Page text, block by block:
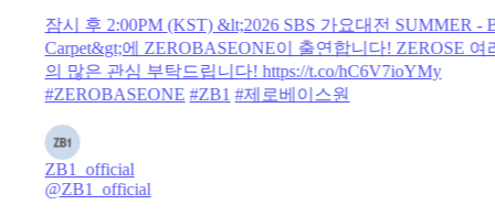
잠시 후 2:00PM (KST) &lt;2026 SBS 가요대전 SUMMER -
Carpet&gt;에 ZEROBASEONE이 출연합니다! ZEROSE 여
의 많은 관심 부탁드립니다!https://t.co/hC6V7ioYMy
#ZEROBASEONE #ZB1 #제로베이스원
ZB1_official
@ZB1_official